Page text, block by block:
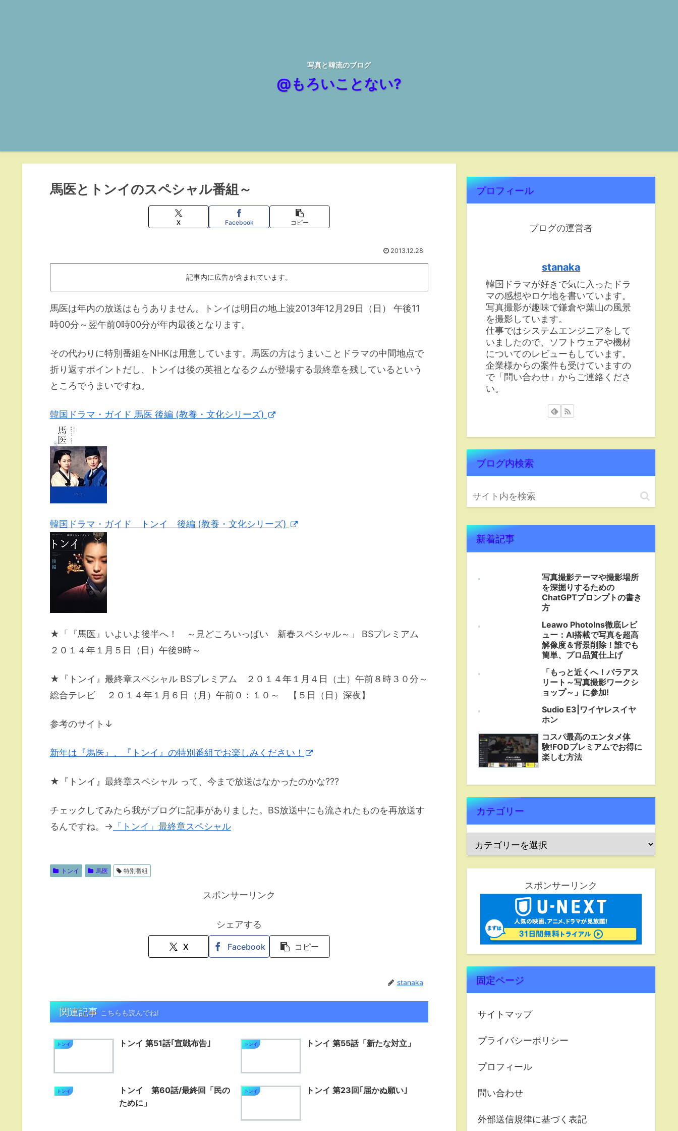
写真と韓流のブログ
@もろいことない?
馬医とトンイのスペシャル番組～
X Facebook コピー
2013.12.28
記事内に広告が含まれています。
馬医は年内の放送はもうありません。トンイは明日の地上波2013年12月29日（日） 午後11
時00分～翌午前0時00分が年内最後となります。
その代わりに特別番組をNHKは用意しています。馬医の方はうまいことドラマの中間地点で
折り返すポイントだし、トンイは後の英祖となるクムが登場する最終章を残しているという
ところでうまいですね。
韓国ドラマ・ガイド 馬医 後編 (教養・文化シリーズ)
韓国ドラマ・ガイド トンイ 後編 (教養・文化シリーズ)
★「『馬医』いよいよ後半へ！ ～見どころいっぱい 新春スペシャル～」 BSプレミアム
２０１４年１月５日（日）午後9時～
★『トンイ』最終章スペシャル BSプレミアム ２０１４年１月４日（土）午前８時３０分～
総合テレビ ２０１４年１月６日（月）午前０：１０～ 【５日（日）深夜】
参考のサイト↓
新年は『馬医』、『トンイ』の特別番組でお楽しみください！
★『トンイ』最終章スペシャル って、今まで放送はなかったのかな???
チェックしてみたら我がブログに記事がありました。BS放送中にも流されたものを再放送す
るんですね。→ 「トンイ」最終章スペシャル
トンイ 馬医 特別番組
スポンサーリンク
シェアする
X Facebook コピー
stanaka
関連記事こちらも読んでね!
トンイ トンイ 第51話｢宣戦布告｣ トンイ トンイ 第55話「新たな対立」
トンイ
トンイ 第60話/最終回「民の
ために」
トンイ トンイ 第23回｢届かぬ願い｣
プロフィール
ブログの運営者
stanaka
韓国ドラマが好きで気に入ったドラ
マの感想やロケ地を書いています。
写真撮影が趣味で鎌倉や葉山の風景
を撮影しています。
仕事ではシステムエンジニアをして
いましたので、ソフトウェアや機材
についてのレビューもしています。
企業様からの案件も受けていますの
で「問い合わせ」からご連絡くださ
い。
ブログ内検索
新着記事
写真撮影テーマや撮影場所
を深掘りするための
ChatGPTプロンプトの書き
方
Leawo PhotoIns徹底レビ
ュー：AI搭載で写真を超高
解像度＆背景削除！誰でも
簡単、プロ品質仕上げ
「もっと近くへ！パラアス
リート～写真撮影ワークシ
ョップ～」に参加!
Sudio E3|ワイヤレスイヤ
ホン
コスパ最高のエンタメ体
験!FODプレミアムでお得に
楽しむ方法
カテゴリー
スポンサーリンク
固定ページ
サイトマップ
プライバシーポリシー
プロフィール
問い合わせ
外部送信規律に基づく表記